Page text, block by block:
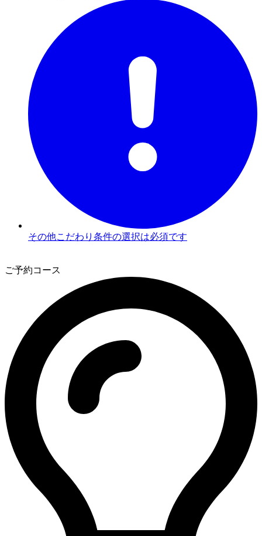
その他こだわり条件の選択は必須です
ご予約コース